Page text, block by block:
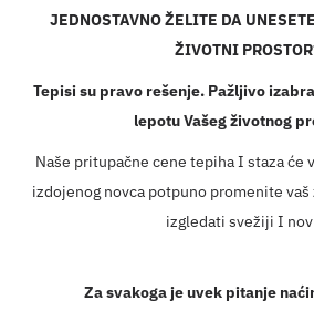
JEDNOSTAVNO ŽELITE DA
ŽIVOTNI
Tepisi su pravo rešenje. Pažljivo
lepotu Vašeg životnog
Naše pritupačne cene tepiha I staza će
izdojenog novca potpuno promenite
izgledati svežiji I
Za svakoga je uvek pitanje